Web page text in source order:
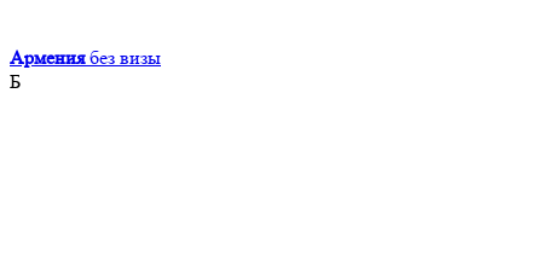
Армения без визы
Б